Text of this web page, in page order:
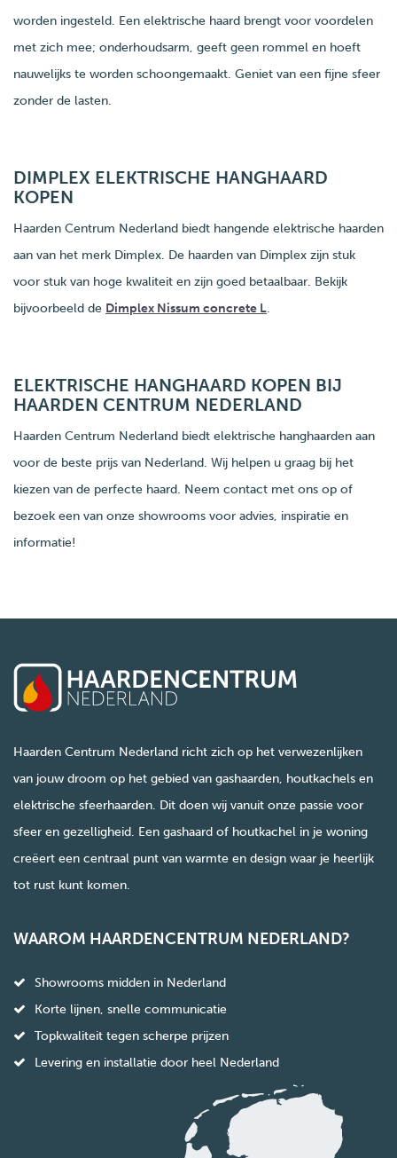
worden ingesteld. Een elektrische haard brengt voor voordelen
met zich mee; onderhoudsarm, geeft geen rommel en hoeft
nauwelijks te worden schoongemaakt. Geniet van een fijne sfeer
zonder de lasten.
DIMPLEX ELEKTRISCHE HANGHAARD
KOPEN
Haarden Centrum Nederland biedt hangende elektrische haarden
aan van het merk Dimplex. De haarden van Dimplex zijn stuk
voor stuk van hoge kwaliteit en zijn goed betaalbaar. Bekijk
bijvoorbeeld de Dimplex Nissum concrete L.
ELEKTRISCHE HANGHAARD KOPEN BIJ
HAARDEN CENTRUM NEDERLAND
Haarden Centrum Nederland biedt elektrische hanghaarden aan
voor de beste prijs van Nederland. Wij helpen u graag bij het
kiezen van de perfecte haard. Neem contact met ons op of
bezoek een van onze showrooms voor advies, inspiratie en
informatie!
Haarden Centrum Nederland richt zich op het verwezenlijken
van jouw droom op het gebied van gashaarden, houtkachels en
elektrische sfeerhaarden. Dit doen wij vanuit onze passie voor
sfeer en gezelligheid. Een gashaard of houtkachel in je woning
creëert een centraal punt van warmte en design waar je heerlijk
tot rust kunt komen.
WAAROM HAARDENCENTRUM NEDERLAND?
Showrooms midden in Nederland
Korte lijnen, snelle communicatie
Topkwaliteit tegen scherpe prijzen
Levering en installatie door heel Nederland